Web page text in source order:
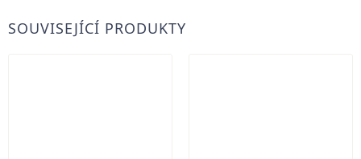
SOUVISEJÍCÍ PRODUKTY